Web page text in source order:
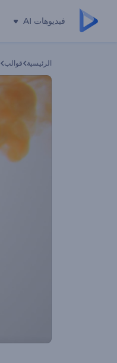
فيديوهات AI
الرئيسية قوالب